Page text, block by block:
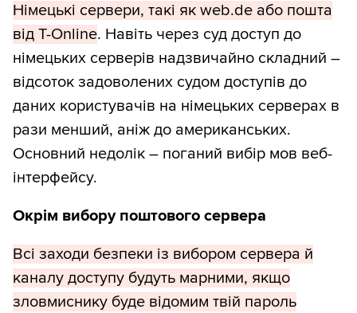
Німецькі сервери, такі як web.de або пошта
від T-Online. Навіть через суд доступ до
німецьких серверів надзвичайно складний –
відсоток задоволених судом доступів до
даних користувачів на німецьких серверах в
рази менший, аніж до американських.
Основний недолік – поганий вибір мов веб-
інтерфейсу.
Окрім вибору поштового сервера
Всі заходи безпеки із вибором сервера й
каналу доступу будуть марними, якщо
зловмиснику буде відомим твій пароль